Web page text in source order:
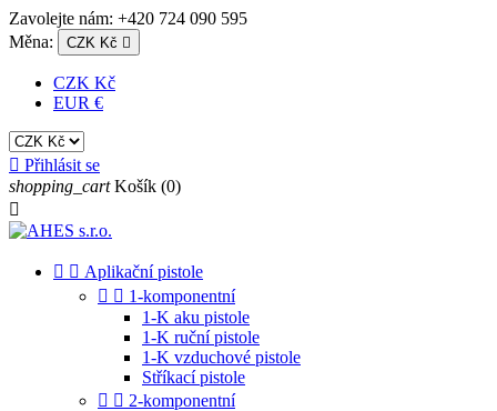
Zavolejte nám: +420 724 090 595
Měna:
CZK Kč 
CZK Kč
EUR €
 Přihlásit se
shopping_cart Košík (0)

  Aplikační pistole
  1-komponentní
1-K aku pistole
1-K ruční pistole
1-K vzduchové pistole
Stříkací pistole
  2-komponentní